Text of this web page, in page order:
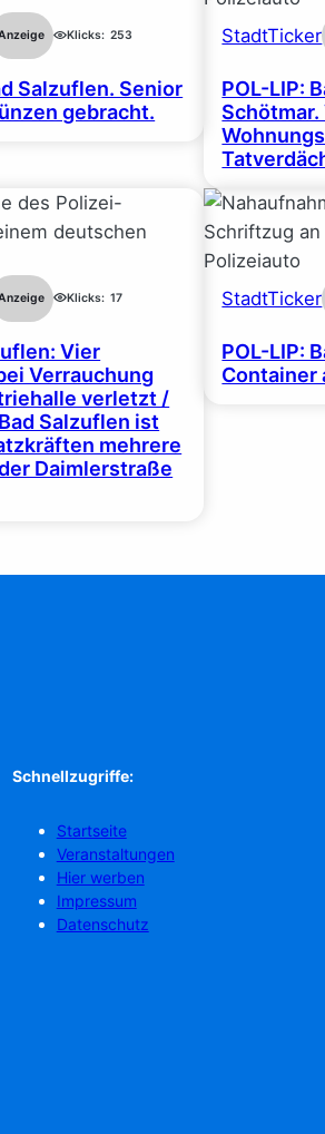
Klicks: 253
Salzuflen. Senior
gebracht.
StadtTicker
POL-LIP:
Klicks: 17
Vier
Verrauchung
verletzt /
Salzuflen ist
mehrere
Daimlerstraße
StadtTicker
POL-LIP:
Container
Schnellzugriffe:
Startseite
Veranstaltungen
Hier werben
Impressum
Datenschutz